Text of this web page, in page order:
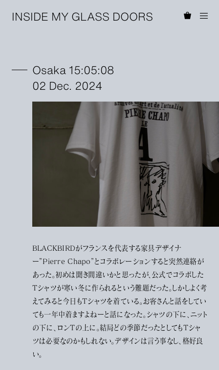
INSIDE MY GLASS DOORS
Osaka 15:05:08
02 Dec. 2024
BLACKBIRDがフランスを代表する家具デザイナ
ー”Pierre Chapo”とコラボレーションすると突然連絡が
あった。初めは聞き間違いかと思ったが、公式でコラボした
Tシャツが寒い冬に作られるという難題だった。しかしよく考
えてみると今日もTシャツを着ている。お客さんと話をしてい
ても一年中着ますよねーと話になった。シャツの下に、ニット
の下に、ロンTの上に。結局どの季節だったとしてもTシャ
ツは必要なのかもしれない。デザインは言う事なし、格好良
い。